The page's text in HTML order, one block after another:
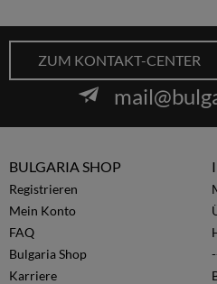
ZUM KONTAKT-CENTER
BULGARIA SHOP
Registrieren
Mein Konto
FAQ
Bulgaria Shop
Karriere